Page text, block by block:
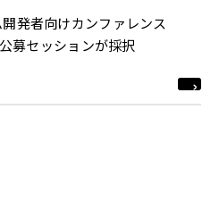
発者向けカンファレンス
募セッションが採択